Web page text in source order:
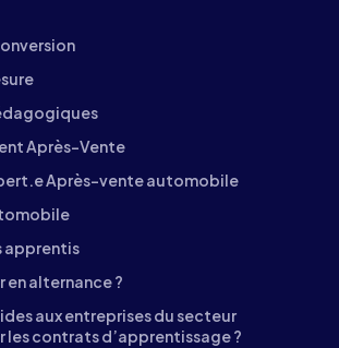
Après-Vente
Après-vente automobile
apprentis
alternance ?
aux entreprises du secteur
contrats d’apprentissage ?